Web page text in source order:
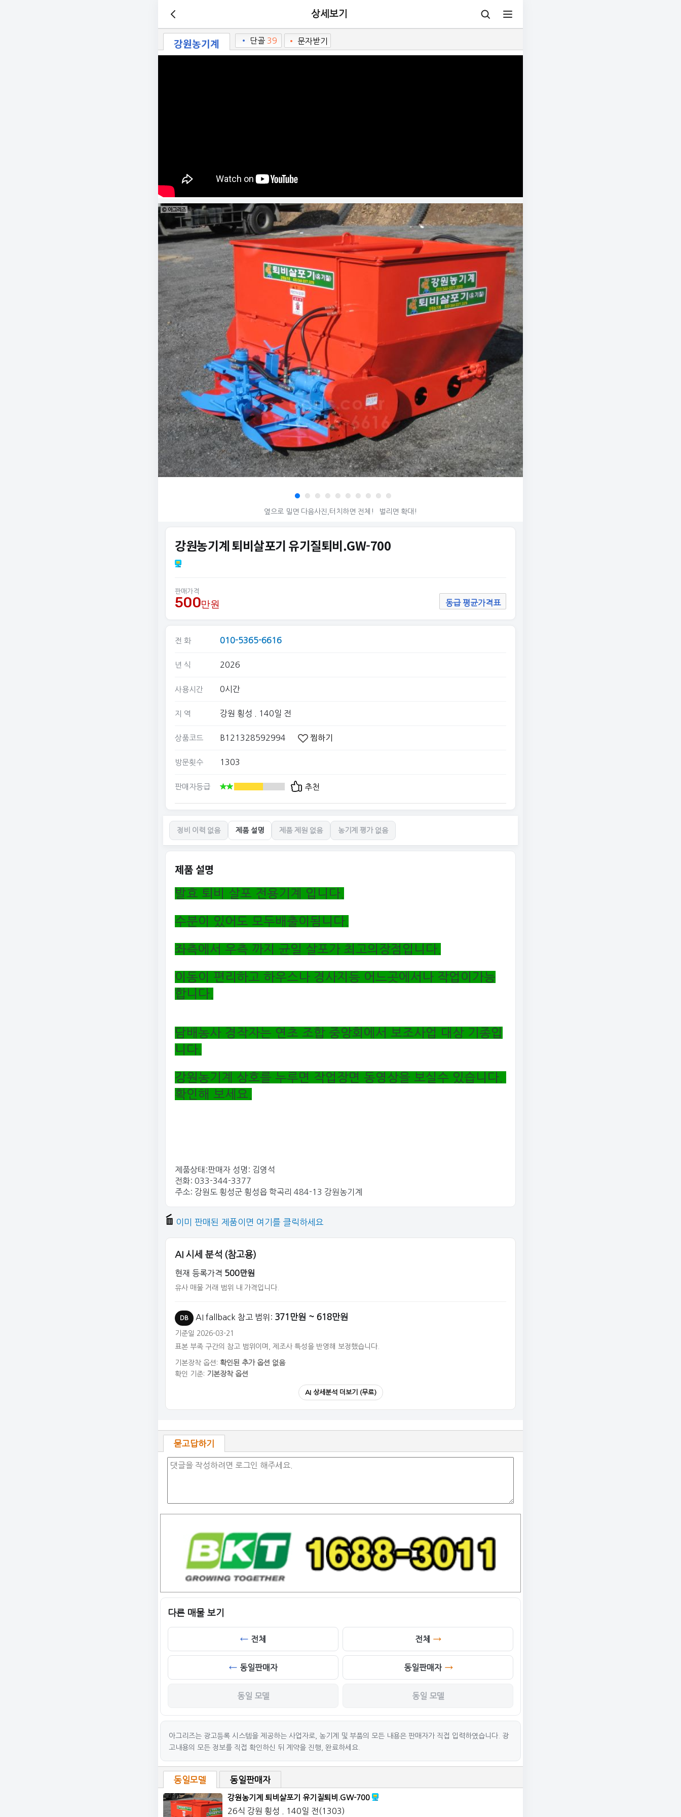
상세보기
강원농기계 • 단골 39 • 문자받기
© 아그리즈
옆으로 밀면 다음사진,터치하면 전체! 벌리면 확대!
강원농기계 퇴비살포기 유기질퇴비.GW-700
판매가격
500만원 동급 평균가격표
전 화 010-5365-6616
년 식 2026
사용시간 0시간
지 역 강원 횡성 . 140일 전
상품코드 B121328592994 찜하기
방문횟수 1303
판매자등급 추천
정비 이력 없음 제품 설명 제품 제원 없음 농기계 평가 없음
제품 설명
발효 퇴비 살포 전용기계 입니다.
수분이 있어도 모두배출이됨니다.
좌측에서 우측 까지 균일 살포가 최고의장점입니다.
이동이 편리하고 하우스나 경사지등 어느곳에서나 작업이가능
합니다.
담배농사 경작자는 연초 조합 중앙회에서 보조사업 대상 기종입
니다.
강원농기계 상호를 누루면 작업장면 동영상을 보실수 있습니다.
확인해 보세요.
제품상태:판매자 성명: 김영석
전화: 033-344-3377
주소: 강원도 횡성군 횡성읍 학곡리 484-13 강원농기계
이미 판매된 제품이면 여기를 클릭하세요
AI 시세 분석 (참고용)
현재 등록가격 500만원
유사 매물 거래 범위 내 가격입니다.
DB AI fallback 참고 범위: 371만원 ~ 618만원
기준일 2026-03-21
표본 부족 구간의 참고 범위이며, 제조사 특성을 반영해 보정했습니다.
기본장착 옵션: 확인된 추가 옵션 없음
확인 기준: 기본장착 옵션
AI 상세분석 더보기 (무료)
묻고답하기
다른 매물 보기
전체
동일판매자
동일 모델
전체
동일판매자
동일 모델
아그리즈는 광고등록 시스템을 제공하는 사업자로, 농기계 및 부품의 모든 내용은 판매자가 직접 입력하였습니다. 광
고내용의 모든 정보를 직접 확인하신 뒤 계약을 진행, 완료하세요.
동일모델 동일판매자
강원농기계 퇴비살포기 유기질퇴비.GW-700
26식 강원 횡성 . 140일 전(1303)